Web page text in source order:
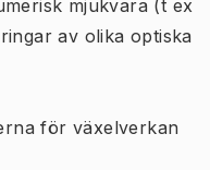
mjukvara (t ex
av olika optiska
för växelverkan